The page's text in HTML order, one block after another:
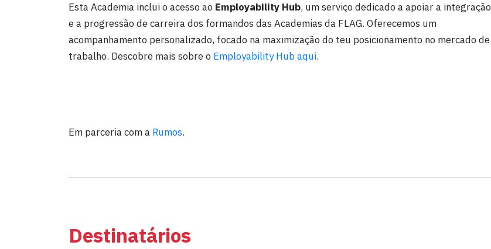
Esta Academia inclui o acesso ao Employability Hub, um serviço dedicado a apoiar a integração
e a progressão de carreira dos formandos das Academias da FLAG. Oferecemos um
acompanhamento personalizado, focado na maximização do teu posicionamento no mercado de
trabalho. Descobre mais sobre o Employability Hub aqui.
Em parceria com a Rumos.
Destinatários